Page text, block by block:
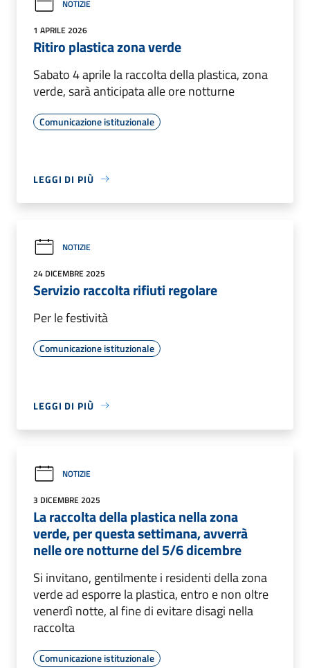
NOTIZIE
1 APRILE 2026
Ritiro plastica zona verde
Sabato 4 aprile la raccolta della plastica, zona
verde, sarà anticipata alle ore notturne
Comunicazione istituzionale
LEGGI DI PIÙ
NOTIZIE
24 DICEMBRE 2025
Servizio raccolta rifiuti regolare
Per le festività
Comunicazione istituzionale
LEGGI DI PIÙ
NOTIZIE
3 DICEMBRE 2025
La raccolta della plastica nella zona
verde, per questa settimana, avverrà
nelle ore notturne del 5/6 dicembre
Si invitano, gentilmente i residenti della zona
verde ad esporre la plastica, entro e non oltre
venerdì notte, al fine di evitare disagi nella
raccolta
Comunicazione istituzionale